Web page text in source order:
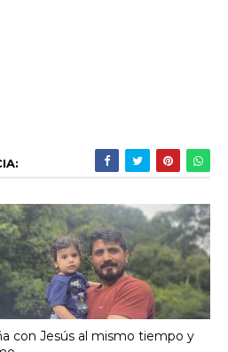
con Jesús al mismo tiempo y